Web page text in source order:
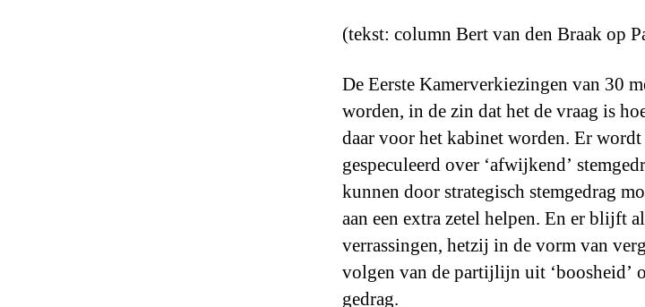
(tekst: column Bert van den Braak op
De Eerste Kamerverkiezingen van 30
worden, in de zin dat het de vraag is
daar voor het kabinet worden. Er
gespeculeerd over ‘afwijkend’
kunnen door strategisch stemgedrag
aan een extra zetel helpen. En er blijft
verrassingen, hetzij in de vorm van
volgen van de partijlijn uit ‘boosheid’
gedrag.